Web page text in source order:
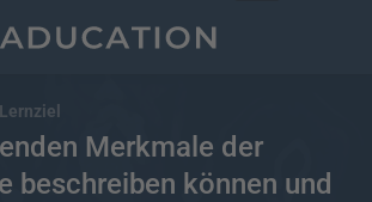
Lernziel
Merkmale der
beschreiben können und